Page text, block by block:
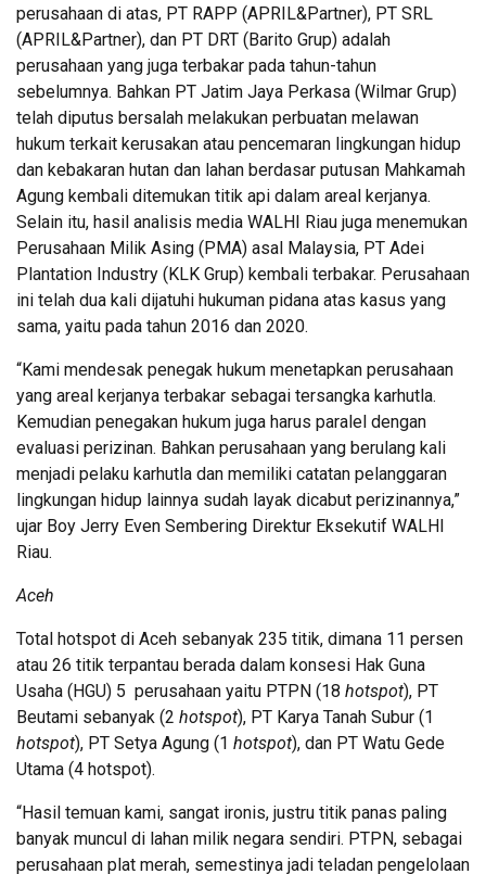
perusahaan di atas, PT RAPP (APRIL&Partner), PT SRL
(APRIL&Partner), dan PT DRT (Barito Grup) adalah
perusahaan yang juga terbakar pada tahun-tahun
sebelumnya. Bahkan PT Jatim Jaya Perkasa (Wilmar Grup)
telah diputus bersalah melakukan perbuatan melawan
hukum terkait kerusakan atau pencemaran lingkungan hidup
dan kebakaran hutan dan lahan berdasar putusan Mahkamah
Agung kembali ditemukan titik api dalam areal kerjanya.
Selain itu, hasil analisis media WALHI Riau juga menemukan
Perusahaan Milik Asing (PMA) asal Malaysia, PT Adei
Plantation Industry (KLK Grup) kembali terbakar. Perusahaan
ini telah dua kali dijatuhi hukuman pidana atas kasus yang
sama, yaitu pada tahun 2016 dan 2020.
“Kami mendesak penegak hukum menetapkan perusahaan
yang areal kerjanya terbakar sebagai tersangka karhutla.
Kemudian penegakan hukum juga harus paralel dengan
evaluasi perizinan. Bahkan perusahaan yang berulang kali
menjadi pelaku karhutla dan memiliki catatan pelanggaran
lingkungan hidup lainnya sudah layak dicabut perizinannya,”
ujar Boy Jerry Even Sembering Direktur Eksekutif WALHI
Riau.
Aceh
Total hotspot di Aceh sebanyak 235 titik, dimana 11 persen
atau 26 titik terpantau berada dalam konsesi Hak Guna
Usaha (HGU) 5 perusahaan yaitu PTPN (18 hotspot), PT
Beutami sebanyak (2 hotspot), PT Karya Tanah Subur (1
hotspot), PT Setya Agung (1 hotspot), dan PT Watu Gede
Utama (4 hotspot).
“Hasil temuan kami, sangat ironis, justru titik panas paling
banyak muncul di lahan milik negara sendiri. PTPN, sebagai
perusahaan plat merah, semestinya jadi teladan pengelolaan